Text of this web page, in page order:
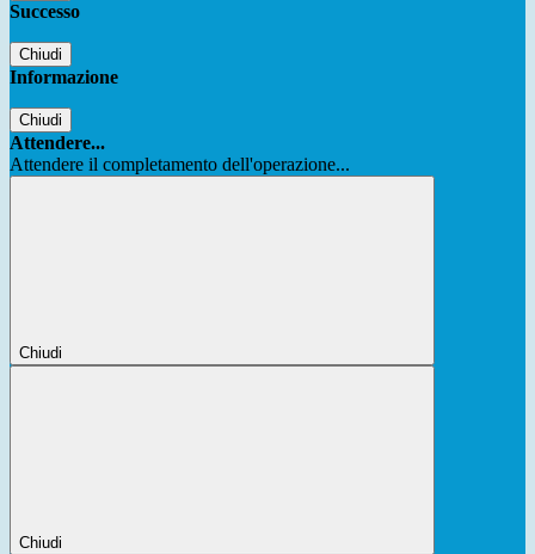
Successo
Chiudi
Informazione
Chiudi
Attendere...
Attendere il completamento dell'operazione...
Chiudi
Chiudi